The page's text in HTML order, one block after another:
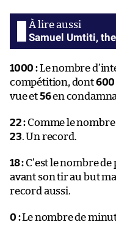
Samuel Umtiti,
1000 :Le nombre
compétition, dont600
vue et56en
22 : Comme le
23. Un record.
18 : C’est le nombre de
avant son tir au but
record aussi.
0 :Le nombre de